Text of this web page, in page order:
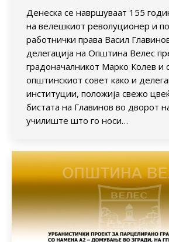
Денеска се навршуваат 155
на велешкиот револуционер и
работнички права Васил
делегација на Општина Велес
градоначалникот Марко Колев и
општинскиот совет како и
институции, положија свежо
бистата на Главинов во дворот
училиште што го носи…